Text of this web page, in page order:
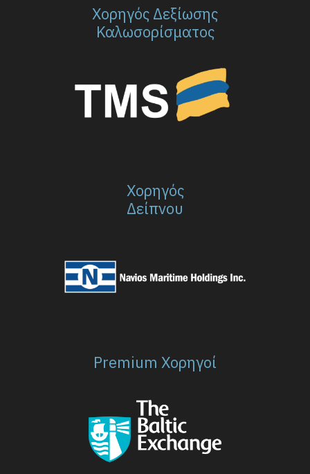
Χορηγός Δεξίωσης
Καλωσορίσματος
Χορηγός
Δείπνου
Premium Χορηγοί